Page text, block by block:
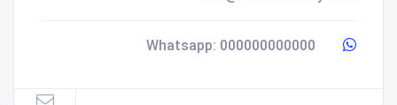
000000000000